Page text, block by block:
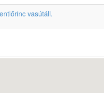
vasútáll.